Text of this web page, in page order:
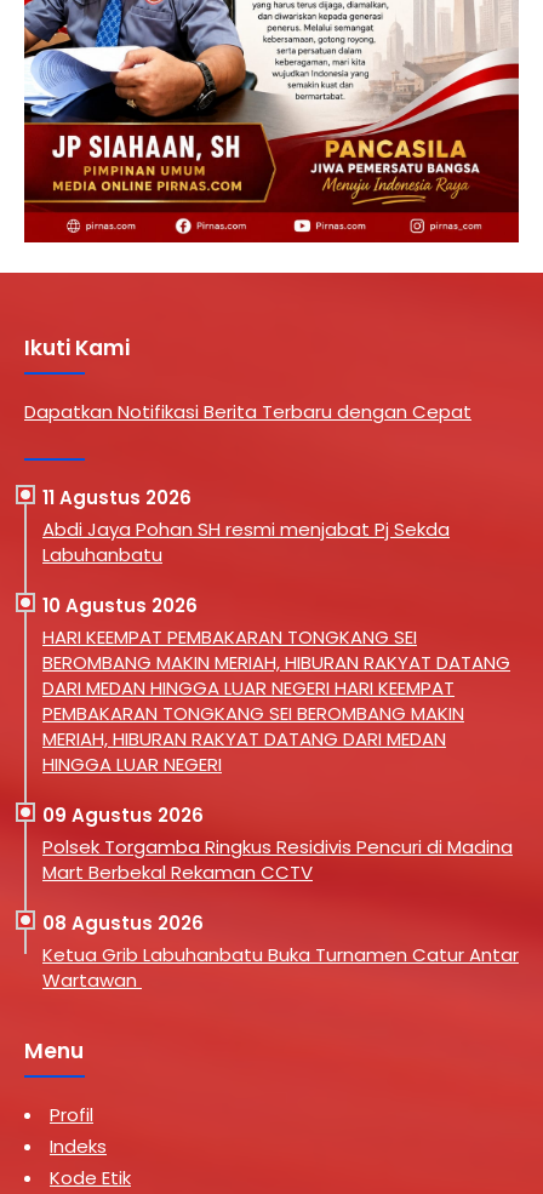
Ikuti Kami
Dapatkan Notifikasi Berita Terbaru dengan Cepat
11 Agustus 2026
Abdi Jaya Pohan SH resmi menjabat Pj Sekda
Labuhanbatu
10 Agustus 2026
HARI KEEMPAT PEMBAKARAN TONGKANG SEI
BEROMBANG MAKIN MERIAH, HIBURAN RAKYAT DATANG
DARI MEDAN HINGGA LUAR NEGERI HARI KEEMPAT
PEMBAKARAN TONGKANG SEI BEROMBANG MAKIN
MERIAH, HIBURAN RAKYAT DATANG DARI MEDAN
HINGGA LUAR NEGERI
09 Agustus 2026
Polsek Torgamba Ringkus Residivis Pencuri di Madina
Mart Berbekal Rekaman CCTV
08 Agustus 2026
Ketua Grib Labuhanbatu Buka Turnamen Catur Antar
Wartawan
Menu
Profil
Indeks
Kode Etik